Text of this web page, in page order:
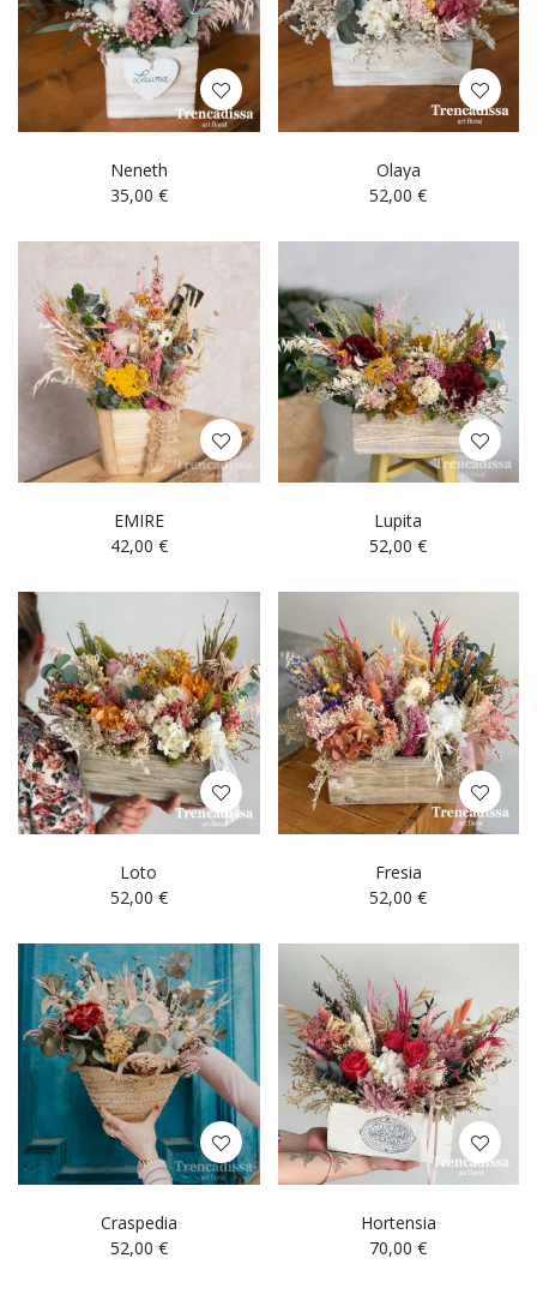
Neneth
35,00 €
Olaya
52,00€
EMIRE
42,00 €
Lupita
52,00€
Loto
52,00 €
Fresia
52,00€
Craspedia
52,00 €
Hortensia
70,00€